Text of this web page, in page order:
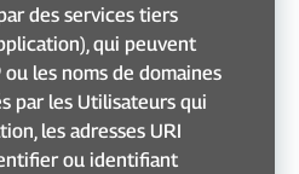
des services tiers
qui peuvent
les noms de domaines
par les Utilisateurs qui
les adresses URI
ou identifiant